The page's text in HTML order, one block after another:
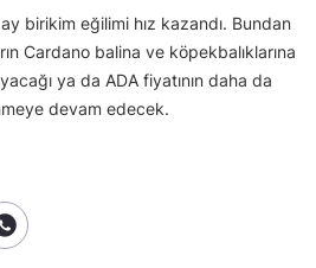
birikim eğilimi hız kazandı. Bundan
Cardano balina ve köpekbalıklarına
ya da ADA fiyatının daha da
devam edecek.